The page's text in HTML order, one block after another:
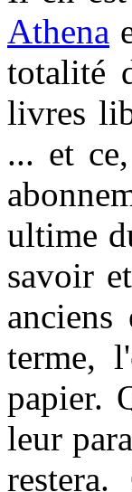
Athena
totalité
livres
... et
ultime
savoir
terme,
papier.
leur